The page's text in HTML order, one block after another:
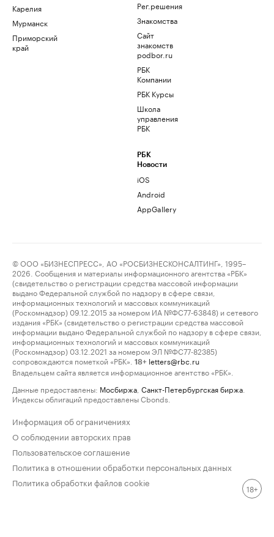
Карелия
Мурманск
Приморский
край
Рег.решения
Знакомства
Сайт
знакомств
podbor.ru
РБК
Компании
РБК Курсы
Школа
управления
РБК
РБК
Новости
iOS
Android
AppGallery
© ООО «БИЗНЕСПРЕСС», АО «РОСБИЗНЕСКОНСАЛТИНГ», 1995–
2026. Сообщения и материалы информационного агентства «РБК»
(свидетельство о регистрации средства массовой информации
выдано Федеральной службой по надзору в сфере связи,
информационных технологий и массовых коммуникаций
(Роскомнадзор) 09.12.2015 за номером ИА №ФС77-63848) и сетевого
издания «РБК» (свидетельство о регистрации средства массовой
информации выдано Федеральной службой по надзору в сфере связи,
информационных технологий и массовых коммуникаций
(Роскомнадзор) 03.12.2021 за номером ЭЛ №ФС77-82385)
сопровождаются пометкой «РБК».
18+ letters@rbc.ru
Владельцем сайта является информационное агентство «РБК».
Данные предоставлены: Мосбиржа Санкт-Петербургская биржа
Индексы облигаций предоставлены Cbonds.
Информация об ограничениях
О соблюдении авторских прав
Пользовательское соглашение
Политика в отношении обработки персональных данных
Политика обработки файлов cookie
18+